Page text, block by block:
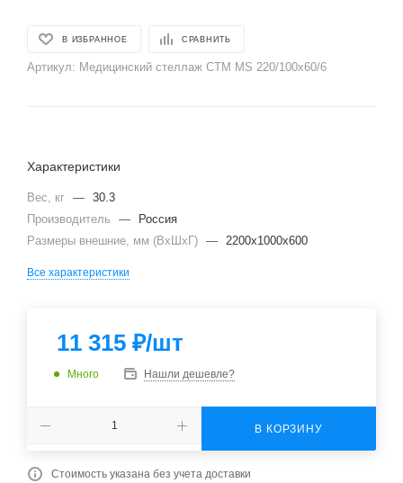
В ИЗБРАННОЕ СРАВНИТЬ
Артикул: Медицинский стеллаж СТМ MS 220/100х60/6
Характеристики
Вес, кг — 30.3
Производитель
—
Россия
Размеры внешние, мм (ВхШхГ) — 2200x1000x600
Все характеристики
11 315 ₽/шт
Много Нашли дешевле?
В КОРЗИНУ
Стоимость указана без учета доставки